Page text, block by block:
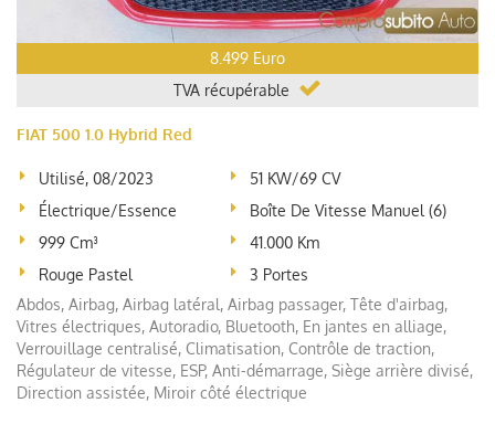
8.499 Euro
TVA récupérable
FIAT 500 1.0 Hybrid Red
Utilisé, 08/2023
51 KW/69 CV
Électrique/essence
Boîte De Vitesse Manuel (6)
999 Cm³
41.000 Km
Rouge Pastel
3 Portes
Abdos, Airbag, Airbag latéral, Airbag passager, Tête d'airbag,
Vitres électriques, Autoradio, Bluetooth, En jantes en alliage,
Verrouillage centralisé, Climatisation, Contrôle de traction,
Régulateur de vitesse, ESP, Anti-démarrage, Siège arrière divisé,
Direction assistée, Miroir côté électrique